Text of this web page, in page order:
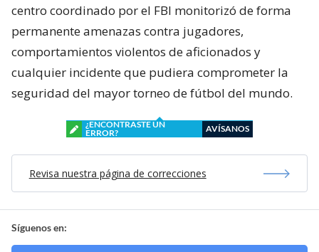
centro coordinado por el FBI monitorizó de forma
permanente amenazas contra jugadores,
comportamientos violentos de aficionados y
cualquier incidente que pudiera comprometer la
seguridad del mayor torneo de fútbol del mundo.
¿ENCONTRASTE UN
ERROR?
AVÍSANOS
Revisa nuestra página de correcciones
Síguenos en: